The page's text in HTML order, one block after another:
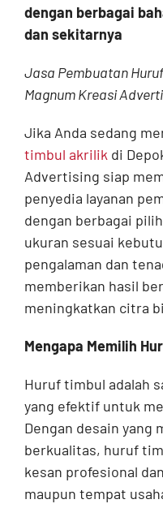
dengan berbagai
dan sekitarnya
Jasa Pembuatan
Magnum Kreasi
Jika Anda sedang
timbul akrilik di
Advertising siap
penyedia layanan
dengan berbagai
ukuran sesuai
pengalaman dan
memberikan hasil
meningkatkan citra
Mengapa Memilih
Huruf timbul adalah
yang efektif untuk
Dengan desain yang
berkualitas, huruf
kesan profesional
maupun tempat